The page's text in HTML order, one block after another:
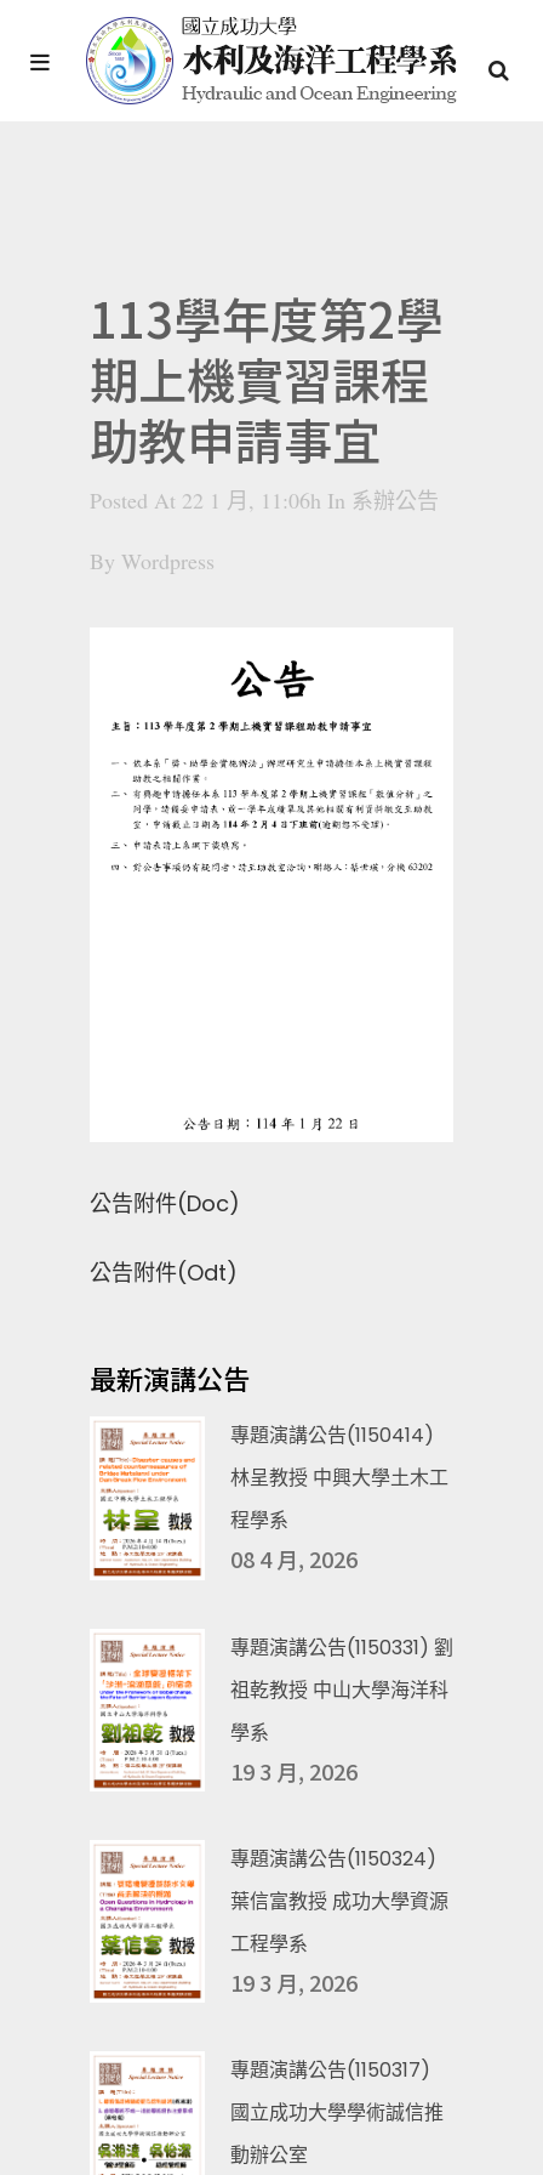
113學年度第2學
期上機實習課程
助教申請事宜
Posted At 22 1 月, 11:06h In 系辦公告
By Wordpress
公告附件(Doc)
公告附件(Odt)
最新演講公告
專題演講公告(1150414)
林呈教授 中興大學土木工
程學系
08 4 月, 2026
專題演講公告(1150331) 劉
祖乾教授 中山大學海洋科
學系
19 3 月, 2026
專題演講公告(1150324)
葉信富教授 成功大學資源
工程學系
19 3 月, 2026
專題演講公告(1150317)
國立成功大學學術誠信推
動辦公室